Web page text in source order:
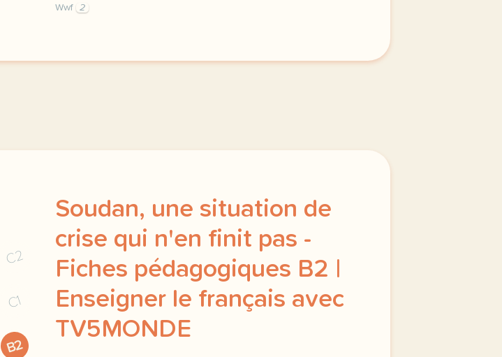
Wwf
2
C2
C1
B2
Soudan, une situation de
crise qui n'en finit pas -
Fiches pédagogiques B2 |
Enseigner le français avec
TV5MONDE